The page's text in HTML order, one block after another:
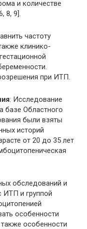
и количестве
8, 9].
частоту
клинико-
при ИТП.
: Исследование
базе Областного
были взяты
историй
от 20 до 35 лет
обследований и
ИТП и группой
особенности
особенности